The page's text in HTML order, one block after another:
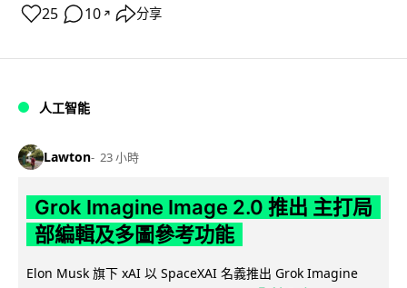
25 10 ↗ 分享
人工智能
Lawton 23 小時
Grok Imagine Image 2.0 推出 主打局
部編輯及多圖參考功能
Elon Musk 旗下 xAI 以 SpaceXAI 名義推出 Grok Imagine